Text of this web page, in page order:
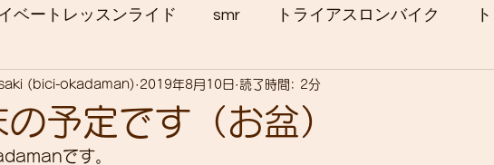
ベートレッスンライド smr トライアスロンバイク
シクロクロス gruppo bici-okadaman
バイクパッキング
の予定です（お盆）
(bici-okadaman) 2019年8月10日 読了時間: 2分
です。